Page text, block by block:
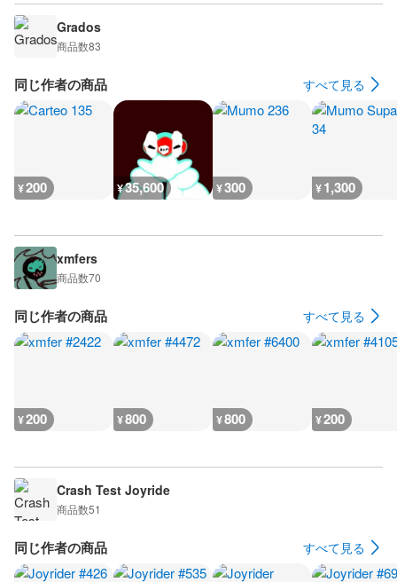
Grados
商品数83
同じ作者の商品 すべて見る
¥200 ¥35,600 ¥300 ¥1,300
xmfers
商品数70
同じ作者の商品 すべて見る
¥200 ¥800 ¥800 ¥200
Crash Test Joyride
商品数51
同じ作者の商品 すべて見る